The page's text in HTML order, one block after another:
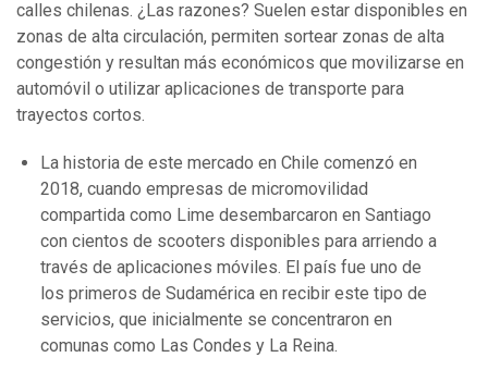
calles chilenas. ¿Las razones? Suelen estar disponibles en
zonas de alta circulación, permiten sortear zonas de alta
congestión y resultan más económicos que movilizarse en
automóvil o utilizar aplicaciones de transporte para
trayectos cortos.
La historia de este mercado en Chile comenzó en
2018, cuando empresas de micromovilidad
compartida como Lime desembarcaron en Santiago
con cientos de scooters disponibles para arriendo a
través de aplicaciones móviles. El país fue uno de
los primeros de Sudamérica en recibir este tipo de
servicios, que inicialmente se concentraron en
comunas como Las Condes y La Reina.